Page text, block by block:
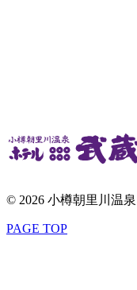
© 2026 小樽朝里川温
PAGE TOP